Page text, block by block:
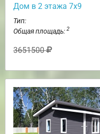
Дом в 2 этажа 7х9
Тип:
Общая площадь: 2
3651500